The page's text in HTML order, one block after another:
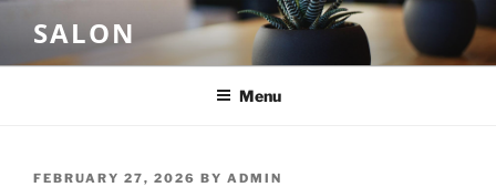
content
SALON
Menu
POSTED
FEBRUARY 27, 2026 BY ADMIN